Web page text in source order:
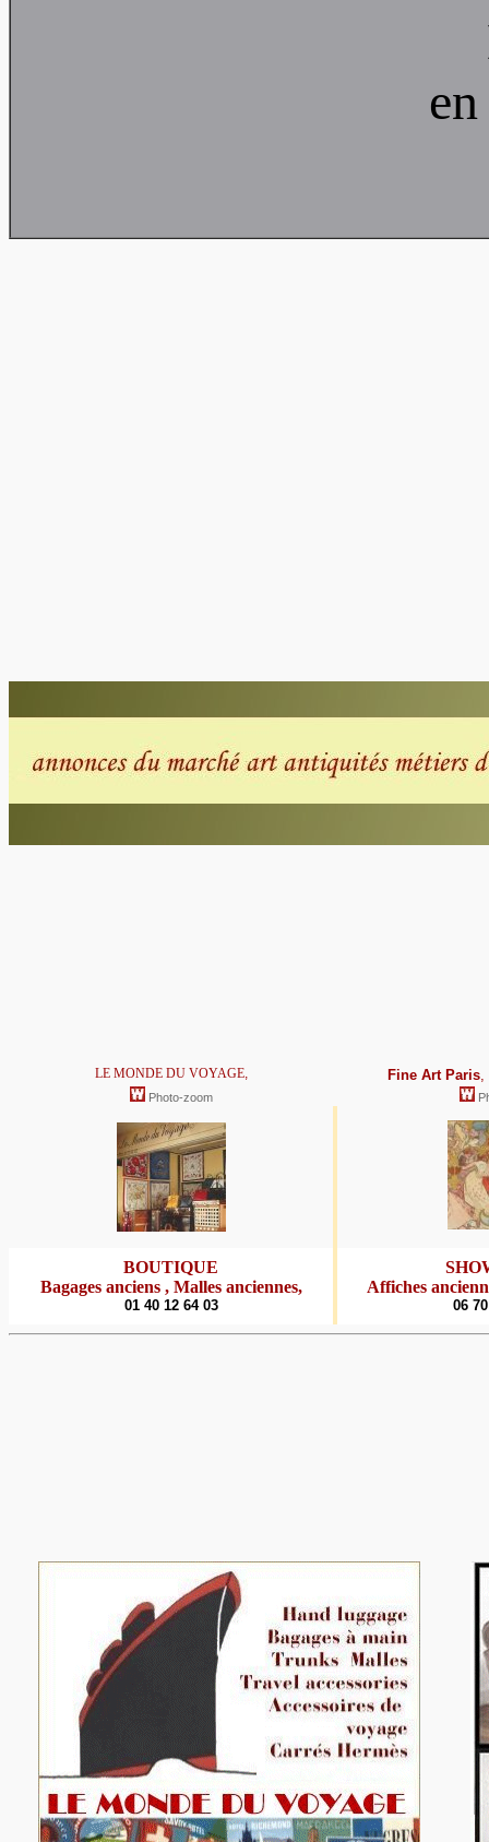
LE MONDE DU VOYAGE, Fine Art Paris,
Photo-zoom
BOUTIQUE
Bagages anciens , Malles anciennes,
01 40 12 64 03
Affiches
06